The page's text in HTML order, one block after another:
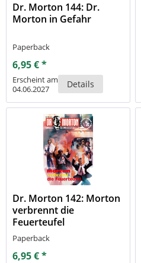
Dr. Morton 144: Dr.
Morton in Gefahr
Paperback
6,95 € *
Erscheint am
04.06.2027
Details
Dr. Morton 142: Morton
verbrennt die
Feuerteufel
Paperback
6,95 € *